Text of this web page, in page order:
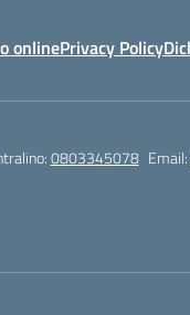
onlinePrivacy Policy
0803345078 Email: